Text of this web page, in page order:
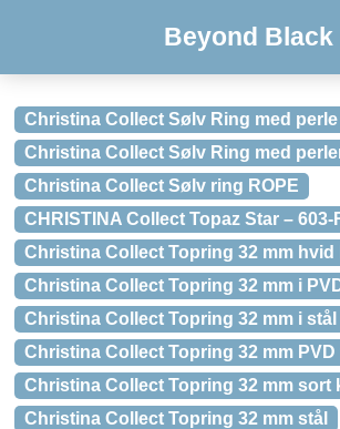
Beyond Black
Christina Collect Sølv Ring med perle
Christina Collect Sølv Ring med
Christina Collect Sølv ring ROPE
CHRISTINA Collect Topaz Star – 603-
Christina Collect Topring 32 mm hvid
Christina Collect Topring 32 mm i
Christina Collect Topring 32 mm i
Christina Collect Topring 32 mm PVD
Christina Collect Topring 32 mm sort
Christina Collect Topring 32 mm stål